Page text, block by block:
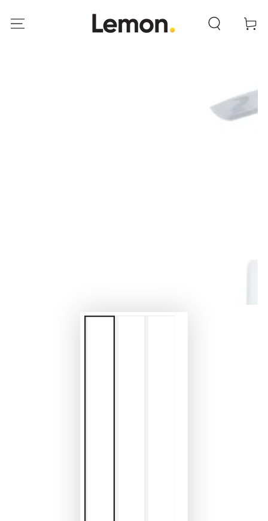
CONTINGUT
Cistella